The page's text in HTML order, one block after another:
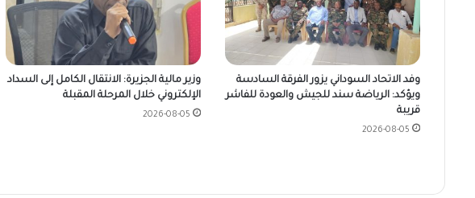
وفد الاتحاد السوداني يزور الفرقة السادسة
ويؤكد: الرياضة سند للجيش والعودة للفاشر
قريبة
2026-08-05
وزير مالية الجزيرة: الانتقال الكامل إلى السداد
الإلكتروني خلال المرحلة المقبلة
2026-08-05